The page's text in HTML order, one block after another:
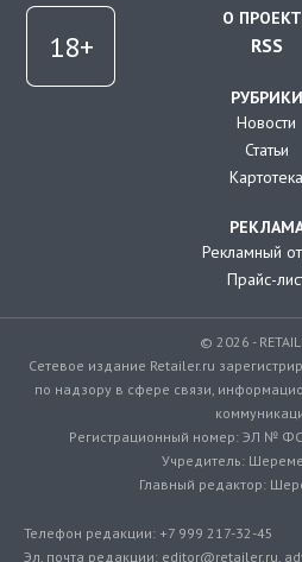
О
RSS
РУБРИКИ
Новости
Статьи
Картотека
Рекламный
Прайс-
© 2026 -
Сетевое издание Retailer.ru
по надзору в сфере связи,
Регистрационный номер: ЭЛ №
Учредитель:
Главный редактор:
Телефон редакции: +7 999 217-32-45
Эл. почта редакции: editor@retailer.ru,